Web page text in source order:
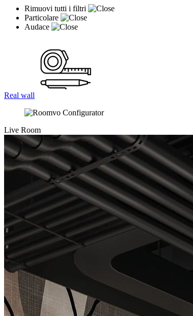
Rimuovi tutti i filtri
Particolare
Audace
Real wall
Live Room